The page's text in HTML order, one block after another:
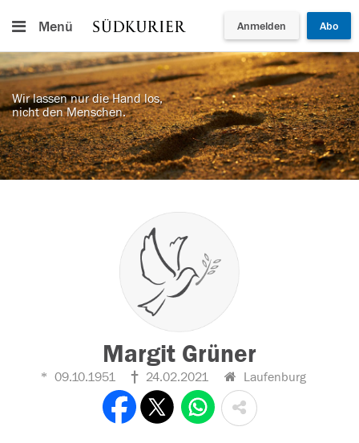
Menü Anmelden Abo
Wir lassen nur die Hand los,
nicht den Menschen.
Margit Grüner
09.10.1951 24.02.2021 Laufenburg